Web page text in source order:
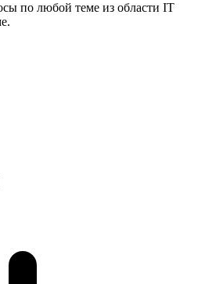
по любой теме из области IT